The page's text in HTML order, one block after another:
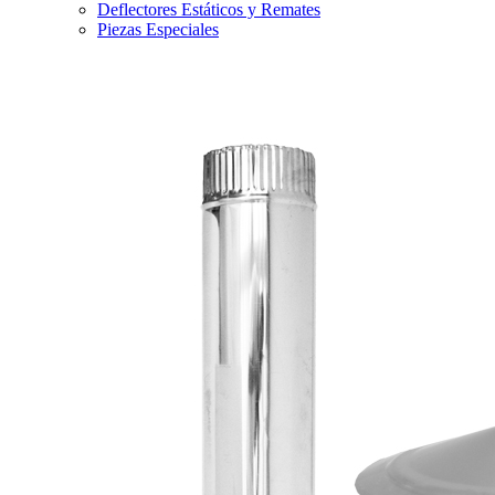
Deflectores Estáticos y Remates
Piezas Especiales